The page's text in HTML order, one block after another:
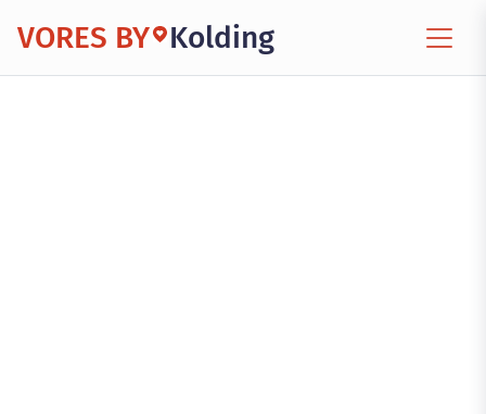
VORES BY Kolding